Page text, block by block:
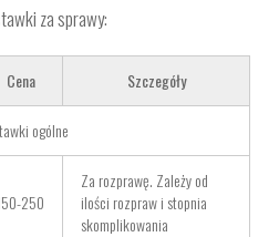
za sprawy:
Cena Szczegóły
ogólne
250
Za rozprawę. Zależy od
ilości rozpraw i stopnia
skomplikowania